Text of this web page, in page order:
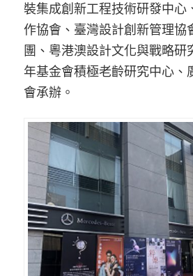
裝集成創新工程技術研發中心
作協會、臺灣設計創新管理協
團、粵港澳設計文化與戰略研
年基金會積極老齡研究中心、
會承辦。